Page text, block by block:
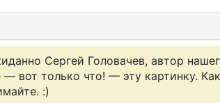
Сергей Головачев, автор
— вот только что! — эту картинку.
:)